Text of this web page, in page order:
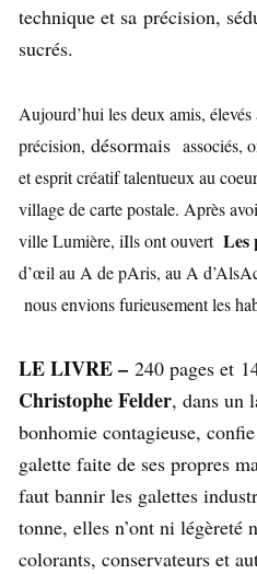
technique et sa précision,
sucrés.
Aujourd’hui les deux amis, élevés
précision, désormais associés,
et esprit créatif talentueux au
village de carte postale. Après
ville Lumière, iIls ont ouvert Les
d’œil au A de pAris, au A
nous envions furieusement les
LE LIVRE – 240 pages et
Christophe Felder, dans un
bonhomie contagieuse,
galette faite de ses propres
faut bannir les galettes
tonne, elles n’ont ni légèreté
colorants, conservateurs et